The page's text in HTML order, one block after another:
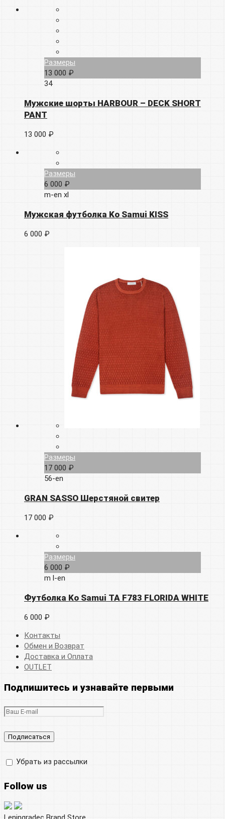
Размеры
13 000 ₽
34
Мужские шорты HARBOUR – DECK SHORT
PANT
13 000 ₽
Размеры
6 000 ₽
m-en xl
Мужская футболка Ko Samui KISS
6 000 ₽
Размеры
17 000 ₽
56-en
GRAN SASSO Шерстяной свитер
17 000 ₽
Размеры
6 000 ₽
m l-en
Футболка Ko Samui TA F783 FLORIDA WHITE
6 000 ₽
Контакты
Обмен и Возврат
Доставка и Оплата
OUTLET
Подпишитесь и узнавайте первыми
Убрать из рассылки
Follow us